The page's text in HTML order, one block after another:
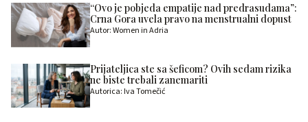
“Ovo je pobjeda empatije nad predrasudama”:
Crna Gora uvela pravo na menstrualni dopust
Autor: Women in Adria
Prijateljica ste sa šeficom? Ovih sedam rizika
ne biste trebali zanemariti
Autorica: Iva Tomečić